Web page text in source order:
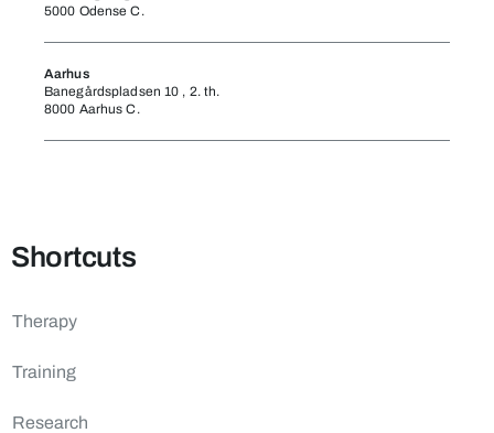
5000 Odense C.
Aarhus
Banegårdspladsen 10 , 2. th.
8000 Aarhus C.
Shortcuts
Therapy
Training
Research